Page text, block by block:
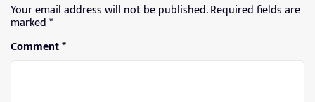
Your email address will not be published.Required fields are
marked*
Comment*